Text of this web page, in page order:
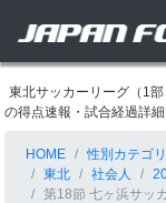
東北サッカーリーグ（1
の得点速報・試合経過詳
HOME 性別カテゴ
東北
社会人
第18節 七ヶ浜サッ